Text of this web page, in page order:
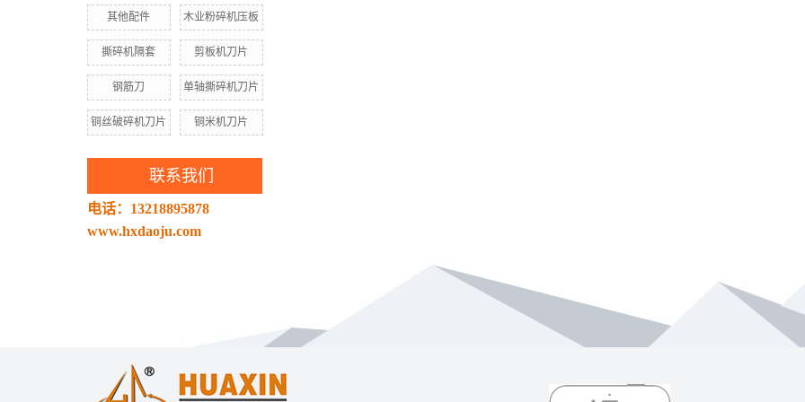
其他配件 木业粉碎机压板
撕碎机隔套 剪板机刀片
钢筋刀 单轴撕碎机刀片
铜丝破碎机刀片 铜米机刀片
联系我们
电话：13218895878
www.hxdaoju.com